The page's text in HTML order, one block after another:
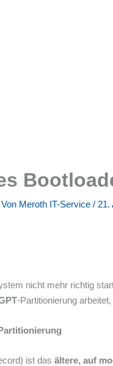
Meroth IT-Service / 21.
nicht mehr richtig
-Partitionierung
ist das ältere, auf